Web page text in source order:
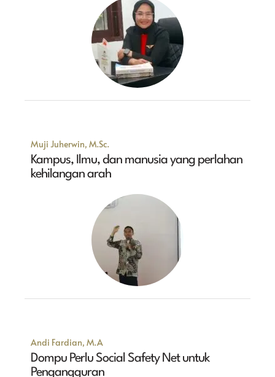
Muji Juherwin, M.Sc.
Kampus, Ilmu, dan manusia yang perlahan
kehilangan arah
Andi Fardian, M.A
Dompu Perlu Social Safety Net untuk
Pengangguran